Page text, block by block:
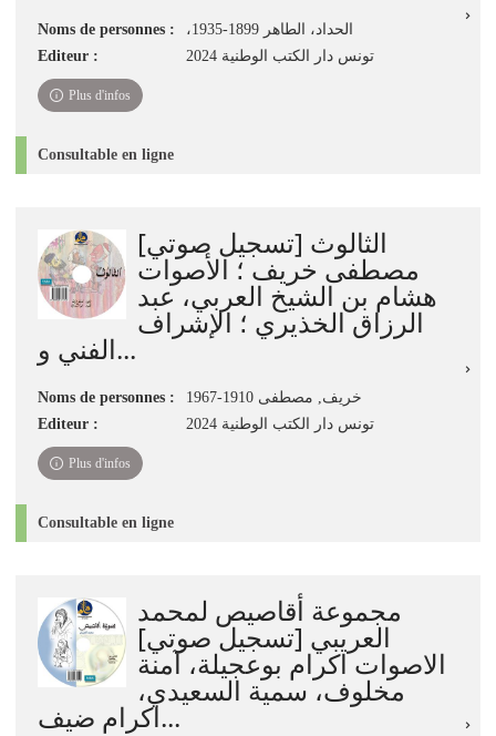
Noms de personnes :
،الحداد، الطاهر 1899-1935
Editeur :
تونس دار الكتب الوطنية 2024
Plus d'infos
Consultable en ligne
الثالوث [تسجيل صوتي]
مصطفى خريف ؛ الأصوات
هشام بن الشيخ العربي، عبد
الرزاق الخذيري ؛ الإشراف
الفني و...
Noms de personnes :
خريف, مصطفى 1910-1967
Editeur :
تونس دار الكتب الوطنية 2024
Plus d'infos
Consultable en ligne
مجموعة أقاصيص لمحمد
العريبي [تسجيل صوتي]
الاصوات اكرام بوعجيلة، آمنة
مخلوف، سمية السعيدي،
اكرام ضيف...